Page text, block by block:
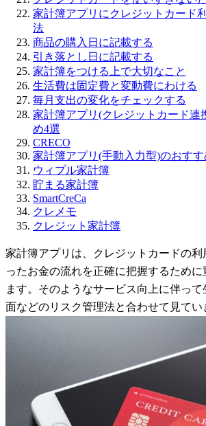
家計簿アプリにクレジットカード
法
商品の購入日に記載する
引き落とし日に記載する
家計簿をつける上で大切なこと
生活費は固定費と変動費にわける
毎月支出の変化をチェックする
家計簿アプリ(クレジットカード連
め4選
CRECO
家計簿アプリ(手動入力型)のおすす
ウィプル家計簿
貯まる家計簿
SmartCreCa
クレメモ
クレジット家計簿
家計簿アプリは、クレジットカードの
ったお金の流れを正確に把握するため
ます。そのようなサービス向上に伴って
面などのリスク管理法と合わせて見てい